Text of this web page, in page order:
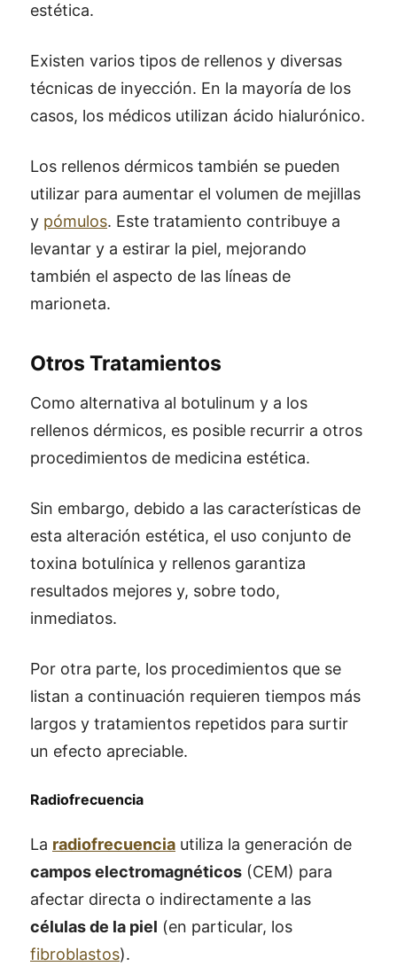
estética.
Existen varios tipos de rellenos y diversas
técnicas de inyección. En la mayoría de los
casos, los médicos utilizan ácido hialurónico.
Los rellenos dérmicos también se pueden
utilizar para aumentar el volumen de mejillas
y pómulos. Este tratamiento contribuye a
levantar y a estirar la piel, mejorando
también el aspecto de las líneas de
marioneta.
Otros Tratamientos
Como alternativa al botulinum y a los
rellenos dérmicos, es posible recurrir a otros
procedimientos de medicina estética.
Sin embargo, debido a las características de
esta alteración estética, el uso conjunto de
toxina botulínica y rellenos garantiza
resultados mejores y, sobre todo,
inmediatos.
Por otra parte, los procedimientos que se
listan a continuación requieren tiempos más
largos y tratamientos repetidos para surtir
un efecto apreciable.
Radiofrecuencia
La radiofrecuencia utiliza la generación de
campos electromagnéticos (CEM) para
afectar directa o indirectamente a las
células de la piel (en particular, los
fibroblastos).